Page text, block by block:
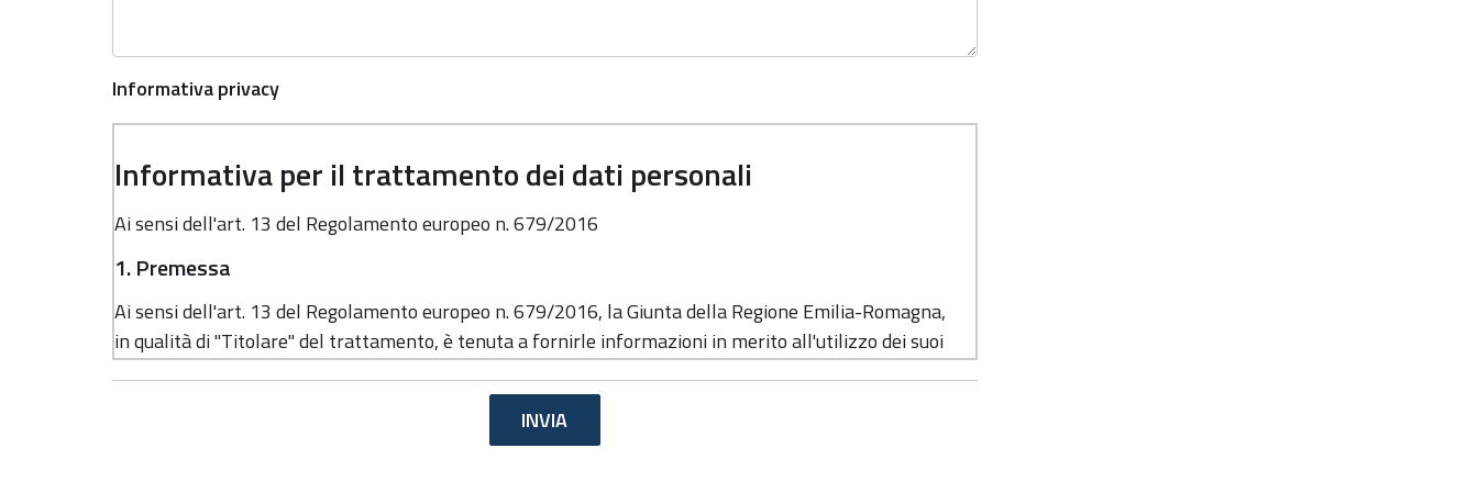
Informativa privacy
Informativa per il trattamento dei dati personali
Ai sensi dell'art. 13 del Regolamento europeo n. 679/2016
1. Premessa
Ai sensi dell'art. 13 del Regolamento europeo n. 679/2016, la Giunta della Regione Emilia-Romagna,
in qualità di "Titolare" del trattamento, è tenuta a fornirle informazioni in merito all'utilizzo dei suoi
2. Identità e dati di contatto del titolare del trattamento